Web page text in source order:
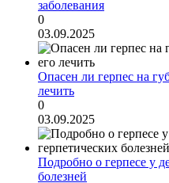
заболевания
0
03.09.2025
Опасен ли герпес на
лечить
0
03.09.2025
Подробно о герпесе у
болезней